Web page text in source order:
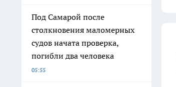
Под Самарой после
столкновения маломерных
судов начата проверка,
погибли два человека
05:55